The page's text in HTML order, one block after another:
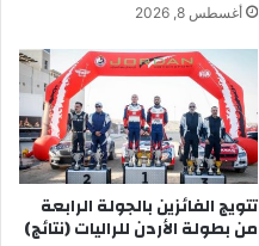
أغسطس 8, 2026
تتويج الفائزين بالجولة الرابعة
من بطولة الأردن للراليات (نتائج)